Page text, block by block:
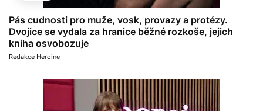
Pás cudnosti pro muže, vosk, provazy a protézy.
Dvojice se vydala za hranice běžné rozkoše, jejich
kniha osvobozuje
Redakce Heroine